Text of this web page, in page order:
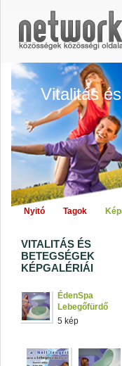
Vitalitás
Nyitó Tagok
VITALITÁS ÉS
BETEGSÉGEK
KÉPGALÉRIÁI
ÉdenSpa
Lebegőfürdő
5 kép